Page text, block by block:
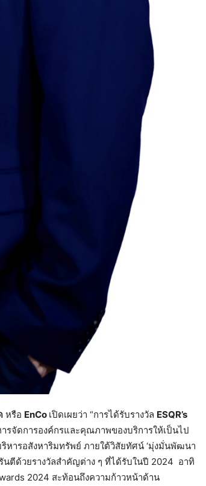
หรือ EnCo เปิดเผยว่า “การได้รับรางวัล ESQR’s
รจัดการองค์กรและคุณภาพของบริการให้เป็นไป
ารอสังหาริมทรัพย์ ภายใต้วิสัยทัศน์ ‘มุ่งมั่นพัฒนา
นตีด้วยรางวัลสำคัญต่าง ๆ ที่ได้รับในปี 2024 อาทิ
2024 สะท้อนถึงความก้าวหน้าด้าน